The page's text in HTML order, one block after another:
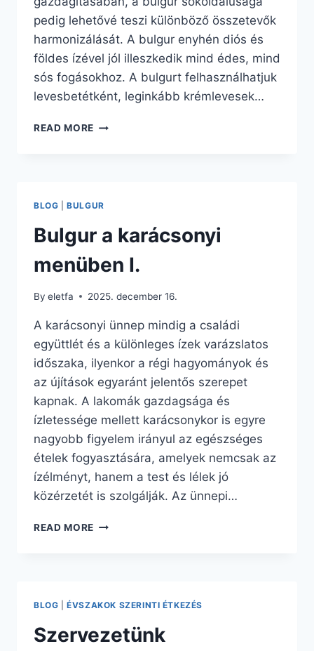
pedig lehetővé teszi különböző összetevők
harmonizálását. A bulgur enyhén diós és
földes ízével jól illeszkedik mind édes, mind
sós fogásokhoz. A bulgurt felhasználhatjuk
levesbetétként, leginkább krémlevesek…
READ MORE BULGUR
BLOG |BULGUR
Bulgur a karácsonyi
menüben I.
By eletfa 2025. december 16.
A karácsonyi ünnep mindig a családi
együttlét és a különleges ízek varázslatos
időszaka, ilyenkor a régi hagyományok és
az újítások egyaránt jelentős szerepet
kapnak. A lakomák gazdagsága és
ízletessége mellett karácsonykor is egyre
nagyobb figyelem irányul az egészséges
ételek fogyasztására, amelyek nemcsak az
ízélményt, hanem a test és lélek jó
közérzetét is szolgálják. Az ünnepi…
READ MORE BULGUR
BLOG |ÉVSZAKOK SZERINTI ÉTKEZÉS
Szervezetünk